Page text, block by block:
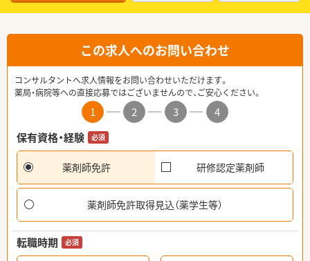
この求人へのお問い合わせ
コンサルタントへ求人情報をお問い合わせいただけます。
薬局・病院等への直接応募ではございませんので、ご安心ください。
1 2 3
4
保有資格・経験
必須
薬剤師免許 研修認定薬剤師
薬剤師免許取得見込（薬学生等）
転職時期 必須